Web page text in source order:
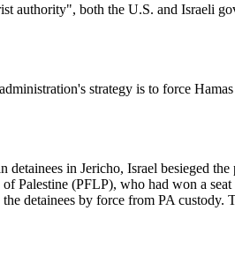
authority", both the U.S. and Israeli
strategy is to force
in Jericho, Israel besieged
Palestine (PFLP), who had won a
detainees by force from PA custody.